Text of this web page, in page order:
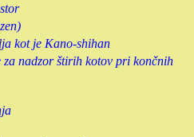
kot je Kano-shihan
nadzor štirih kotov pri končnih